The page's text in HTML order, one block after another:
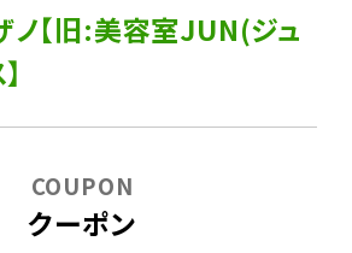
ノ【旧:美容室JUN(ジュ
クーポン
COUPON